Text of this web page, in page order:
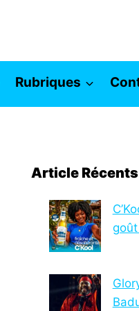
Rubriques
Article Récents